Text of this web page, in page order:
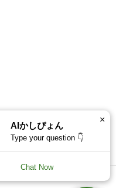
AIかしぴょん
Type your question 👇
Chat Now
×